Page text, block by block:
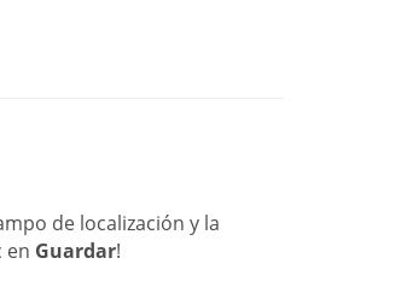
de localización y la
en Guardar!